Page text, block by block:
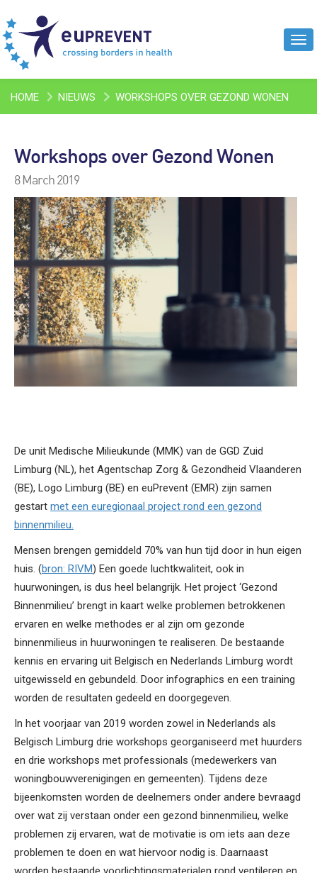
HOME NIEUWS WORKSHOPS OVER GEZOND WONEN
Workshops over Gezond Wonen
8 March 2019
De unit Medische Milieukunde (MMK) van de GGD Zuid
Limburg (NL), het Agentschap Zorg & Gezondheid Vlaanderen
(BE), Logo Limburg (BE) en euPrevent (EMR) zijn samen
gestart met een euregionaal project rond een gezond
binnenmilieu.
Mensen brengen gemiddeld 70% van hun tijd door in hun eigen
huis. (bron: RIVM) Een goede luchtkwaliteit, ook in
huurwoningen, is dus heel belangrijk. Het project ‘Gezond
Binnenmilieu’ brengt in kaart welke problemen betrokkenen
ervaren en welke methodes er al zijn om gezonde
binnenmilieus in huurwoningen te realiseren. De bestaande
kennis en ervaring uit Belgisch en Nederlands Limburg wordt
uitgewisseld en gebundeld. Door infographics en een training
worden de resultaten gedeeld en doorgegeven.
In het voorjaar van 2019 worden zowel in Nederlands als
Belgisch Limburg drie workshops georganiseerd met huurders
en drie workshops met professionals (medewerkers van
woningbouwverenigingen en gemeenten). Tijdens deze
bijeenkomsten worden de deelnemers onder andere bevraagd
over wat zij verstaan onder een gezond binnenmilieu, welke
problemen zij ervaren, wat de motivatie is om iets aan deze
problemen te doen en wat hiervoor nodig is. Daarnaast